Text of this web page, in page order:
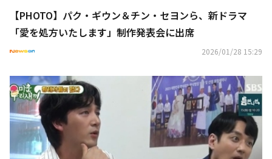
【PHOTO】パク・ギウン＆チン・セヨンら、新ドラマ
「愛を処方いたします」制作発表会に出席
2026/01/28 15:29